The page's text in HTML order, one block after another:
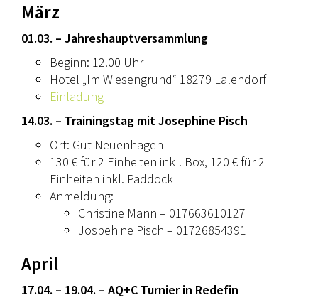
März
01.03. – Jahreshauptversammlung
Beginn: 12.00 Uhr
Hotel „Im Wiesengrund“ 18279 Lalendorf
Einladung
14.03. – Trainingstag mit Josephine Pisch
Ort: Gut Neuenhagen
130 € für 2 Einheiten inkl. Box, 120 € für 2
Einheiten inkl. Paddock
Anmeldung:
Christine Mann – 017663610127
Jospehine Pisch – 01726854391
April
17.04. – 19.04. – AQ+C Turnier in Redefin